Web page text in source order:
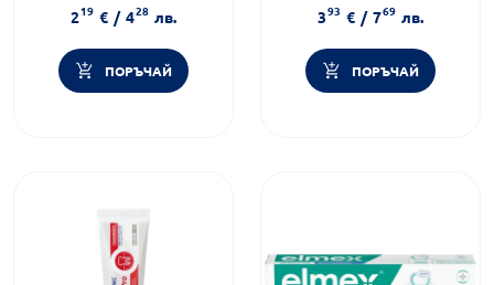
219 € / 428 лв.
ПОРЪЧАЙ
зъби + четка за зъби
393 € / 769 лв.
ПОРЪЧАЙ